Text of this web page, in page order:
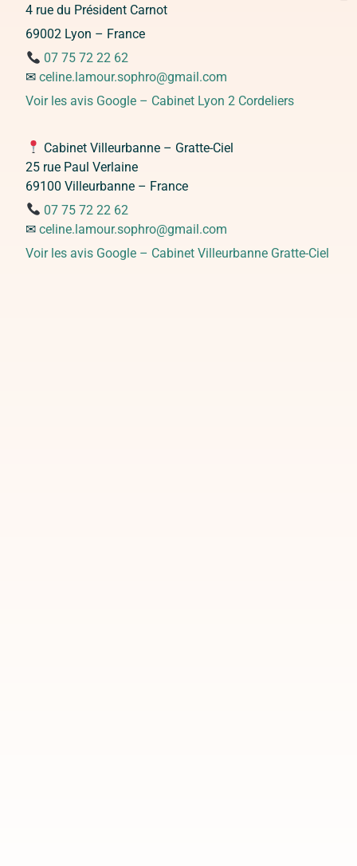
4 rue du Président Carnot
69002 Lyon – France
07 75 72 22 62
✉celine.lamour.sophro@gmail.com
Voir les avis Google – Cabinet Lyon 2 Cordeliers
Cabinet Villeurbanne – Gratte-Ciel
25 rue Paul Verlaine
69100 Villeurbanne – France
07 75 72 22 62
✉celine.lamour.sophro@gmail.com
Voir les avis Google – Cabinet Villeurbanne Gratte-Ciel